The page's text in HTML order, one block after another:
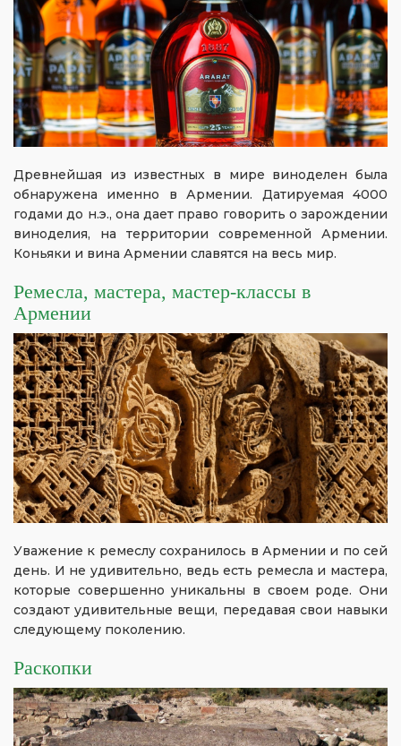
Древнейшая из известных в мире виноделен была
обнаружена именно в Армении. Датируемая 4000
годами до н.э., она дает право говорить о зарождении
виноделия, на территории современной Армении.
Коньяки и вина Армении славятся на весь мир.
Ремесла, мастера, мастер-классы в
Армении
Уважение к ремеслу сохранилось в Армении и по сей
день. И не удивительно, ведь есть ремесла и мастера,
которые совершенно уникальны в своем роде. Они
создают удивительные вещи, передавая свои навыки
следующему поколению.
Раскопки